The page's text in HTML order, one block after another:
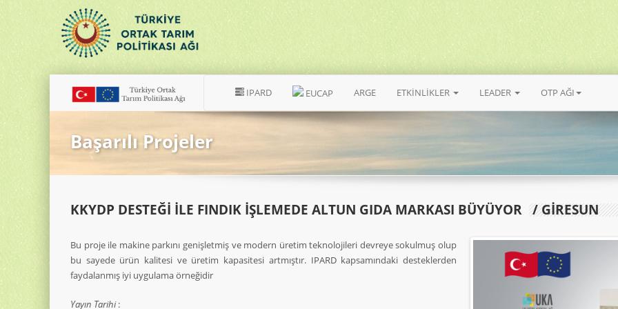
IPARD EUCAP ARGE ETKİNLİKLER LEADER OTP AĞI
Başarılı Projeler
KKYDP DESTEĞİ İLE FINDIK İŞLEMEDE ALTUN GIDA MARKASI BÜYÜYOR / GİRESUN
Bu proje ile makine parkını genişletmiş ve modern üretim teknolojileri devreye sokulmuş olup
bu sayede ürün kalitesi ve üretim kapasitesi artmıştır. IPARD kapsamındaki desteklerden
faydalanmış iyi uygulama örneğidir
Yayın Tarihi: